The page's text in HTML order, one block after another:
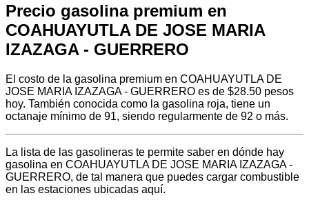
Precio gasolina premium en
COAHUAYUTLA DE JOSE MARIA
IZAZAGA - GUERRERO
El costo de la gasolina premium en COAHUAYUTLA DE
JOSE MARIA IZAZAGA - GUERRERO es de $28.50 pesos
hoy. También conocida como la gasolina roja, tiene un
octanaje mínimo de 91, siendo regularmente de 92 o más.
La lista de las gasolineras te permite saber en dónde hay
gasolina en COAHUAYUTLA DE JOSE MARIA IZAZAGA -
GUERRERO, de tal manera que puedes cargar combustible
en las estaciones ubicadas aquí.